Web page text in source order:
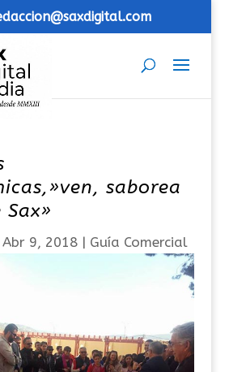
saborea
Sax»
Abr 9, 2018| Guía Comercial